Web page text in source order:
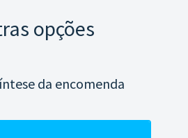
opções
da encomenda